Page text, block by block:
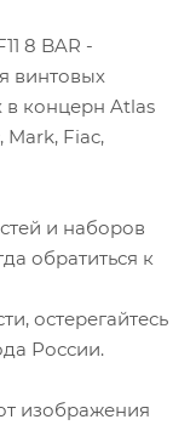
8 BAR -
винтовых
концерн Atlas
Mark, Fiac,
и наборов
обратиться к
остерегайтесь
России.
изображения